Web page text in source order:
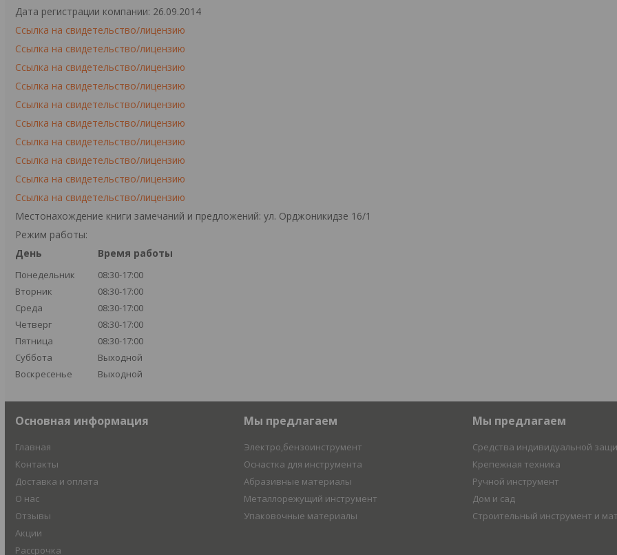
Дата регистрации компании: 26.09.2014
Ссылка на свидетельство/лицензию
Ссылка на свидетельство/лицензию
Ссылка на свидетельство/лицензию
Ссылка на свидетельство/лицензию
Ссылка на свидетельство/лицензию
Ссылка на свидетельство/лицензию
Ссылка на свидетельство/лицензию
Ссылка на свидетельство/лицензию
Ссылка на свидетельство/лицензию
Ссылка на свидетельство/лицензию
Местонахождение книги замечаний и предложений: ул. Орджоникидзе 16/1
Режим работы:
День
Время работы
Понедельник
08:30-17:00
Вторник
08:30-17:00
Среда
08:30-17:00
Четверг
08:30-17:00
Пятница
08:30-17:00
Суббота
Выходной
Воскресенье
Выходной
Основная информация
Главная
Контакты
Доставка и оплата
О нас
Отзывы
Акции
Рассрочка
Мы предлагаем
Электро,бензоинструмент
Оснастка для инструмента
Абразивные материалы
Металлорежущий инструмент
Упаковочные материалы
Мы предлагаем
Средства индивидуальной
Крепежная техника
Ручной инструмент
Дом и сад
Строительный инструмент и